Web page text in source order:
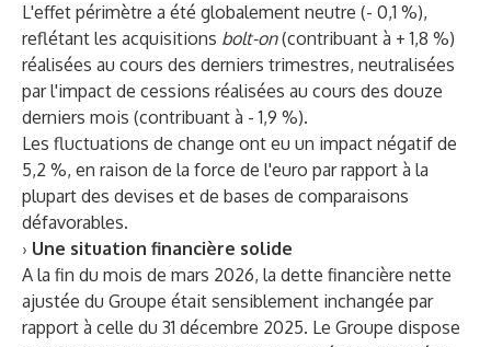
L'effet périmètre a été globalement neutre (- 0,1 %),
reflétant les acquisitions bolt-on(contribuant à + 1,8 %)
réalisées au cours des derniers trimestres, neutralisées
par l'impact de cessions réalisées au cours des douze
derniers mois (contribuant à - 1,9 %).
Les fluctuations de change ont eu un impact négatif de
5,2 %, en raison de la force de l'euro par rapport à la
plupart des devises et de bases de comparaisons
défavorables.
› Une situation financière solide
A la fin du mois de mars 2026, la dette financière nette
ajustée du Groupe était sensiblement inchangée par
rapport à celle du 31 décembre 2025. Le Groupe dispose